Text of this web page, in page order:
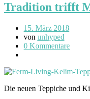
Tradition trifft
15. März 2018
von unhyped
0 Kommentare
Die neuen Teppiche und